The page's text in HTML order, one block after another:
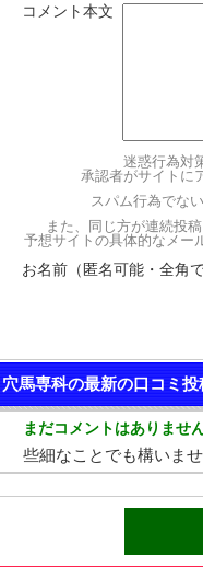
コメント本文
迷惑行為対
承認者がサイトに
スパム行為でな
また、同じ方が連続投
予想サイトの具体的なメー
お名前（匿名可能・全角
穴馬専科の最新の口コミ投
まだコメントはありません
些細なことでも構いま